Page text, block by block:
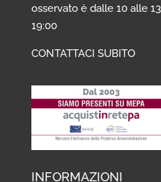
osservato è dalle 10 alle
19:00
CONTATTACI SUBITO
INFORMAZIONI